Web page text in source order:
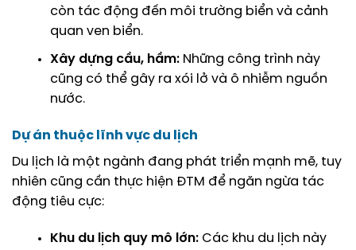
còn tác động đến môi trường biển và cảnh
quan ven biển.
Xây dựng cầu, hầm: Những công trình này
cũng có thể gây ra xói lở và ô nhiễm nguồn
nước.
Dự án thuộc lĩnh vực du lịch
Du lịch là một ngành đang phát triển mạnh mẽ, tuy
nhiên cũng cần thực hiện ĐTM để ngăn ngừa tác
động tiêu cực:
Khu du lịch quy mô lớn: Các khu du lịch này